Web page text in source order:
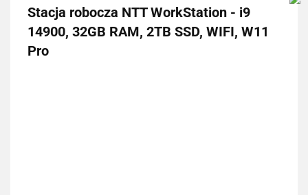
Stacja robocza NTT WorkStation - i9
14900, 32GB RAM, 2TB SSD, WIFI, W11
Pro